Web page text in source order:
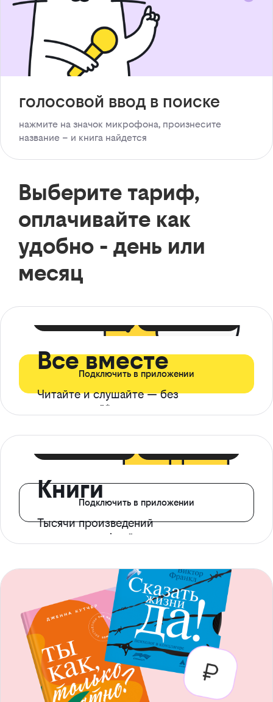
голосовой ввод в поиске
нажмите на значок микрофона, произнесите
название – и книга найдется
Выберите тариф,
оплачивайте как
удобно - день или
месяц
Все вместе
Читайте и слушайте — без
ограничений*
Подключить в приложении
Книги
Тысячи произведений
с доступом офлайн
Подключить в приложении